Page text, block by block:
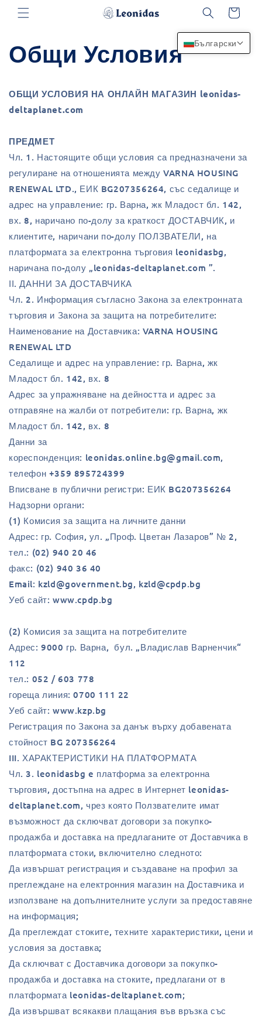
към
Количка
Общи Условия
ОБЩИ УСЛОВИЯ НА ОНЛАЙН МАГАЗИН leonidas-
deltaplanet.com
ПРЕДМЕТ
Чл. 1. Настоящите общи условия са предназначени за
регулиране на отношенията между VARNA HOUSING
RENEWAL LTD., ЕИК BG207356264, със седалище и
адрес на управление: гр. Варна, жк Младост бл. 142,
вх. 8, наричано по-долу за краткост ДОСТАВЧИК, и
клиентите, наричани по-долу ПОЛЗВАТЕЛИ, на
платформата за електронна търговия leonidasbg,
наричана по-долу „leonidas-deltaplanet.com ”.
ІІ. ДАННИ ЗА ДОСТАВЧИКА
Чл. 2. Информация съгласно Закона за електронната
търговия и Закона за защита на потребителите:
Наименование на Доставчика: VARNA HOUSING
RENEWAL LTD
Седалище и адрес на управление: гр. Варна, жк
Младост бл. 142, вх. 8
Адрес за упражняване на дейността и адрес за
отправяне на жалби от потребители: гр. Варна, жк
Младост бл. 142, вх. 8
Данни за
кореспонденция: leonidas.online.bg@gmail.com,
телефон +359 895724399
Вписване в публични регистри: ЕИК BG207356264
Надзорни органи:
(1) Комисия за защита на личните данни
Адрес: гр. София, ул. „Проф. Цветан Лазаров” № 2,
тел.: (02) 940 20 46
факс: (02) 940 36 40
Email: kzld@government.bg, kzld@cpdp.bg
Уеб сайт: www.cpdp.bg
(2) Комисия за защита на потребителите
Адрес: 9000 гр. Варна, бул. „Владислав Варненчик“
112
тел.: 052 / 603 778
гореща линия: 0700 111 22
Уеб сайт: www.kzp.bg
Регистрация по Закона за данък върху добавената
стойност BG 207356264
III. ХАРАКТЕРИСТИКИ НА ПЛАТФОРМАТА
Чл. 3. leonidasbg e платформа за електронна
търговия, достъпна на адрес в Интернет leonidas-
deltaplanet.com, чрез която Ползвателите имат
възможност да сключват договори за покупко-
продажба и доставка на предлаганите от Доставчика в
платформата стоки, включително следното:
Да извършат регистрация и създаване на профил за
преглеждане на електронния магазин на Доставчика и
използване на допълнителните услуги за предоставяне
на информация;
Да преглеждат стоките, техните характеристики, цени и
условия за доставка;
Да сключват с Доставчика договори за покупко-
продажба и доставка на стоките, предлагани от в
платформата leonidas-deltaplanet.com;
Да извършват всякакви плащания във връзка със
Български